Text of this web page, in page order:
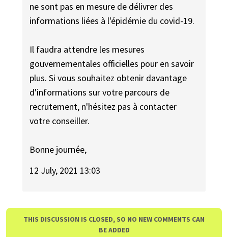
ne sont pas en mesure de délivrer des
informations liées à l'épidémie du covid-19.
Il faudra attendre les mesures
gouvernementales officielles pour en savoir
plus. Si vous souhaitez obtenir davantage
d'informations sur votre parcours de
recrutement, n'hésitez pas à contacter
votre conseiller.
Bonne journée,
12 July, 2021 13:03
THIS DISCUSSION IS CLOSED, SO NO NEW COMMENTS CAN
BE ADDED